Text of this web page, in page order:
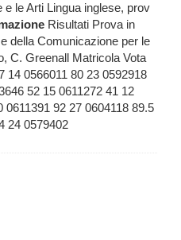
le Arti Lingua inglese, prov
Risultati Prova in
della Comunicazione per le
C. Greenall Matricola Vota
14 0566011 80 23 0592918
52 15 0611272 41 12
0611391 92 27 0604118 89.5
24 0579402